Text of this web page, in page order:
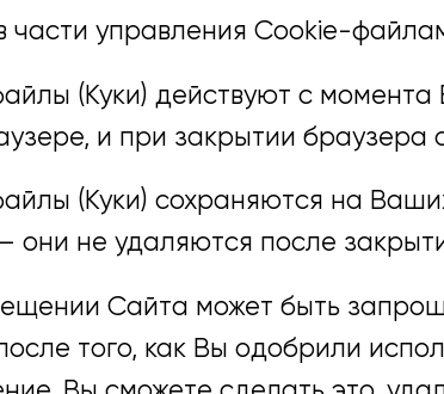
управления Cookie-
(Куки) действуют с
и при закрытии браузера
(Куки) сохраняются на
они не удаляются после
Сайта может быть
того, как Вы одобрили